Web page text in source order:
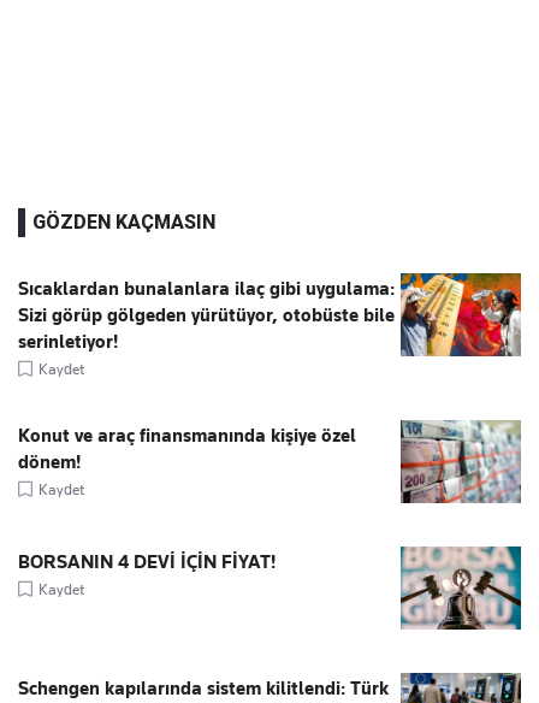
GÖZDEN KAÇMASIN
Sıcaklardan bunalanlara ilaç gibi uygulama:
Sizi görüp gölgeden yürütüyor, otobüste bile
serinletiyor!
Kaydet
Konut ve araç finansmanında kişiye özel
dönem!
Kaydet
BORSANIN 4 DEVİ İÇİN FİYAT!
Kaydet
Schengen kapılarında sistem kilitlendi: Türk